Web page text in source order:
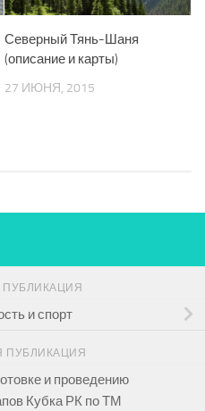
Северный Тянь-Шаня
(описание и карты)
27 ИЮНЯ, 2015
и спорт
ПУБЛИКАЦИЯ
и проведению
Кубка РК по ТМ